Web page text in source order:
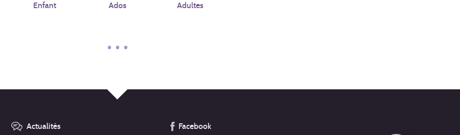
Enfant Ados Adultes
• • •
Actualités Facebook